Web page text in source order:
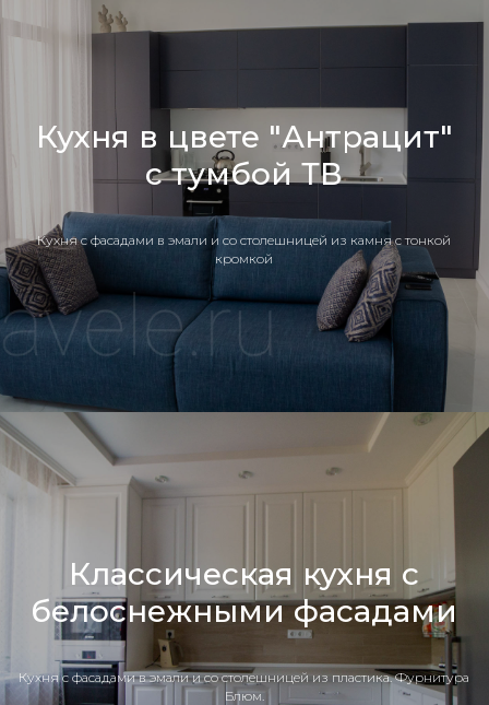
Кухня в цвете "Антрацит"
с тумбой ТВ
Кухня c фасадами в эмали и со столешницей из камня с тонкой
кромкой
Классическая кухня с
белоснежными фасадами
Кухня c фасадами в эмали и со столешницей из пластика. Фурнитура
Блюм.